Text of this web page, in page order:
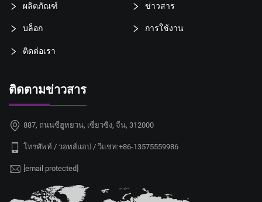
ผลิตภัณฑ์ ข่าวสาร
บล็อก การใช้งาน
ติดต่อเรา
ติดตามข่าวสาร
887, ถนนซีฮูหยวน, เซี่ยวซิง, จีน, 312000
โทรศัพท์ / วอทส์แอป / วีแชท:+86-13575559986
[email protected]